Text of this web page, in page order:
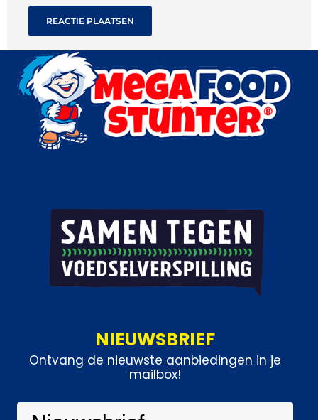
NIEUWSBRIEF
Ontvang de nieuwste aanbiedingen in je
mailbox!